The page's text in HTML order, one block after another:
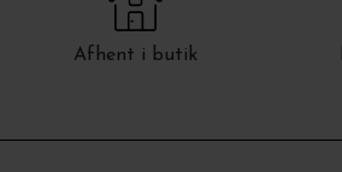
Afhent i butik